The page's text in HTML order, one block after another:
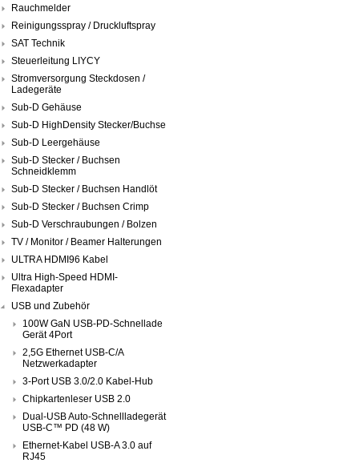
Rauchmelder
Reinigungsspray / Druckluftspray
SAT Technik
Steuerleitung LIYCY
Stromversorgung Steckdosen /
Ladegeräte
Sub-D Gehäuse
Sub-D HighDensity Stecker/Buchse
Sub-D Leergehäuse
Sub-D Stecker / Buchsen
Schneidklemm
Sub-D Stecker / Buchsen Handlöt
Sub-D Stecker / Buchsen Crimp
Sub-D Verschraubungen / Bolzen
TV / Monitor / Beamer Halterungen
ULTRA HDMI96 Kabel
Ultra High-Speed HDMI-
Flexadapter
USB und Zubehör
100W GaN USB-PD-Schnellade
Gerät 4Port
2,5G Ethernet USB-C/A
Netzwerkadapter
3-Port USB 3.0/2.0 Kabel-Hub
Chipkartenleser USB 2.0
Dual-USB Auto-Schnellladegerät
USB-C™ PD (48 W)
Ethernet-Kabel USB-A 3.0 auf
RJ45